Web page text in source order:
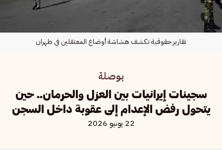
بوصلة
سجينات إيرانيات بين العزل والحرمان.. حين
يتحول رفض الإعدام إلى عقوبة داخل السجن
22 يونيو 2026
تقارير حقوقية تكشف هشاشة أوضاع المعتقلين في طهران